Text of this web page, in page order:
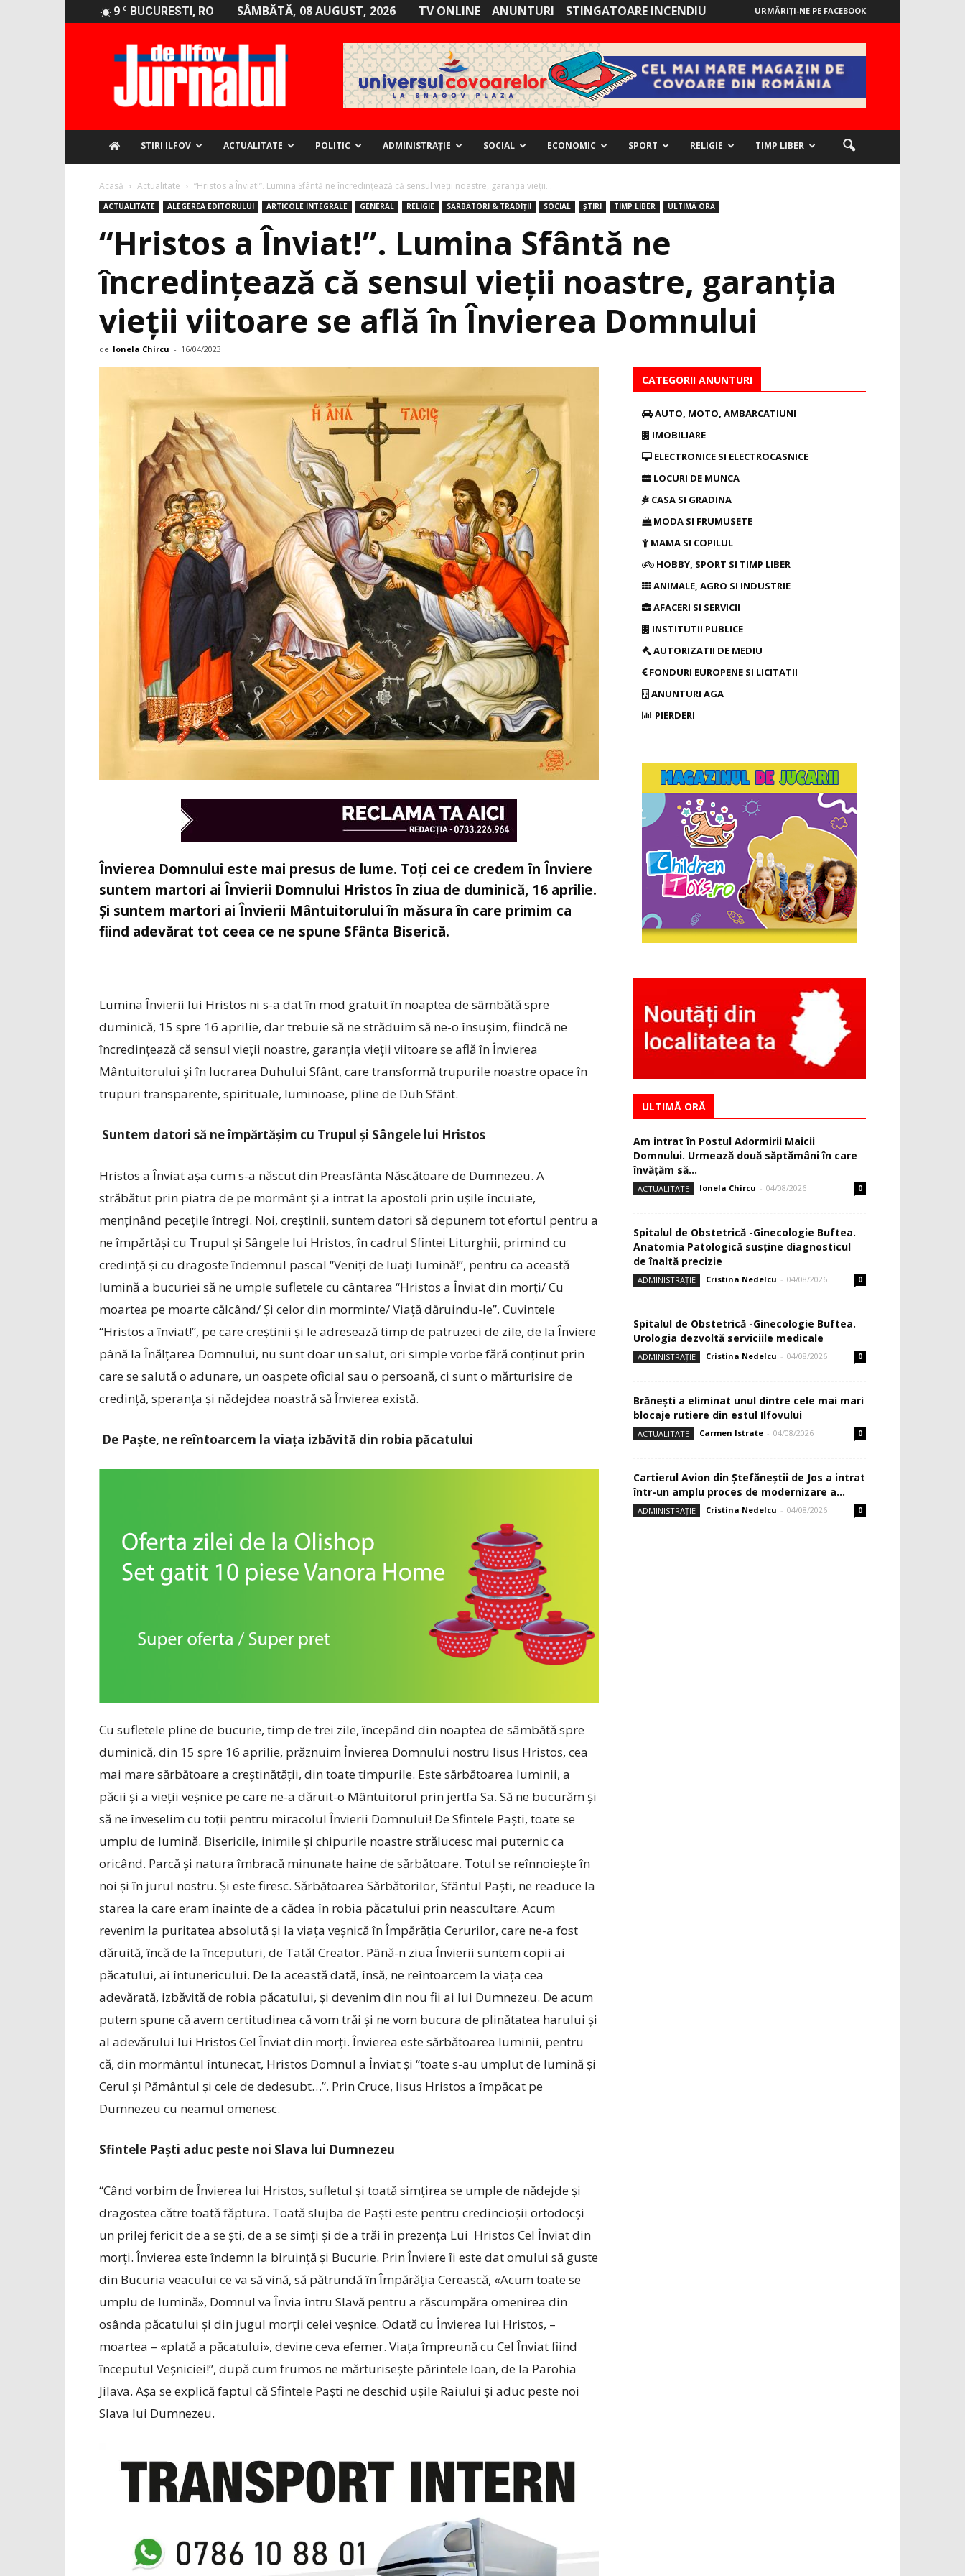
9 C BUCURESTI, RO SÂMBĂTĂ, 08 AUGUST, 2026 TV ONLINE ANUNTURI STINGATOARE INCENDIU URMĂRIȚI-NE PE FACEBOOK
STIRI ILFOV ACTUALITATE POLITIC ADMINISTRAȚIE SOCIAL ECONOMIC SPORT RELIGIE TIMP LIBER
Acasă Actualitate “Hristos a Înviat!”. Lumina Sfântă ne încredințează că sensul vieții noastre, garanția vieții...
ACTUALITATE ALEGEREA EDITORULUI ARTICOLE INTEGRALE GENERAL RELIGIE SĂRBĂTORI & TRADIȚII SOCIAL ȘTIRI TIMP LIBER ULTIMĂ ORĂ
“Hristos a Înviat!”. Lumina Sfântă ne
încredințează că sensul vieții noastre, garanția
vieții viitoare se află în Învierea Domnului
de Ionela Chircu - 16/04/2023
Învierea Domnului este mai presus de lume. Toți cei ce credem în Înviere
suntem martori ai Învierii Domnului Hristos în ziua de duminică, 16 aprilie.
Și suntem martori ai Învierii Mântuitorului în măsura în care primim ca
fiind adevărat tot ceea ce ne spune Sfânta Biserică.
Lumina Învierii lui Hristos ni s-a dat în mod gratuit în noaptea de sâmbătă spre
duminică, 15 spre 16 aprilie, dar trebuie să ne străduim să ne-o însușim, fiindcă ne
încredințează că sensul vieții noastre, garanția vieții viitoare se află în Învierea
Mântuitorului și în lucrarea Duhului Sfânt, care transformă trupurile noastre opace în
trupuri transparente, spirituale, luminoase, pline de Duh Sfânt.
Suntem datori să ne împărtășim cu Trupul și Sângele lui Hristos
Hristos a Înviat așa cum s-a născut din Preasfânta Născătoare de Dumnezeu. A
străbătut prin piatra de pe mormânt și a intrat la apostoli prin ușile încuiate,
menținând pecețile întregi. Noi, creș­tinii, suntem datori să depunem tot efortul pentru a
ne împărtăși cu Trupul și Sângele lui Hristos, în cadrul Sfintei Liturghii, primind cu
credință și cu dragoste îndemnul pascal “Veniți de luați lumină!”, pentru ca această
lumină a bucuriei să ne umple sufletele cu cântarea “Hristos a Înviat din morți/ Cu
moartea pe moarte călcând/ Și celor din morminte/ Viață dăruindu-le”. Cuvintele
“Hristos a înviat!”, pe care creștinii și le adresează timp de patruzeci de zile, de la Înviere
până la Înălțarea Domnului, nu sunt doar un salut, ori simple vorbe fără conținut prin
care se salută o adunare, un oaspete oficial sau o persoană, ci sunt o mărturisire de
credință, speranța și nădejdea noastră să Învierea există.
De Paște, ne reîntoarcem la viața izbăvită din robia păcatului
Cu sufletele pline de bucurie, timp de trei zile, începând din noaptea de sâmbătă spre
duminică, din 15 spre 16 aprilie, prăznuim Învierea Domnului nostru Iisus Hristos, cea
mai mare sărbătoare a creștinătății, din toate timpurile. Este sărbătoarea luminii, a
păcii și a vieţii veșnice pe care ne-a dăruit-o Mântuitorul prin jertfa Sa. Să ne bucurăm și
să ne înveselim cu toții pentru miracolul Învierii Domnului! De Sfintele Paști, toate se
umplu de lumină. Bisericile, inimile și chipurile noastre strălucesc mai puternic ca
oricând. Parcă și natura îmbracă minunate haine de sărbătoare. Totul se reînnoiește în
noi și în jurul nostru. Și este firesc. Sărbătoarea Sărbătorilor, Sfântul Paști, ne readuce la
starea la care eram înainte de a cădea în robia păcatului prin neascultare. Acum
revenim la puritatea absolută și la viața veșnică în Împărăția Cerurilor, care ne-a fost
dăruită, încă de la începuturi, de Tatăl Creator. Până-n ziua Învierii suntem copii ai
păcatului, ai întunericului. De la această dată, însă, ne reîntoarcem la viața cea
adevărată, izbăvită de robia păcatului, și devenim din nou fii ai lui Dumnezeu. De acum
putem spune că avem certitudinea că vom trăi și ne vom bucura de plinătatea harului și
al adevărului lui Hristos Cel Înviat din morți. Învierea este sărbătoarea luminii, pentru
că, din mormântul întunecat, Hristos Domnul a Înviat și “toate s-au umplut de lumină și
Cerul și Pământul și cele de dedesubt…”. Prin Cruce, Iisus Hristos a împăcat pe
Dumnezeu cu neamul omenesc.
Sfintele Paști aduc peste noi Slava lui Dumnezeu
“Când vorbim de Învierea lui Hristos, sufletul și toată simțirea se umple de nădejde și
dragostea către toată făptura. Toată slujba de Paști este pentru credincioșii ortodocși
un prilej fericit de a se ști, de a se simți și de a trăi în prezența Lui Hristos Cel Înviat din
morți. Învierea este îndemn la biruință și Bucurie. Prin Înviere îi este dat omului să guste
din Bucuria veacului ce va să vină, să pătrundă în Împărăția Cerească, «Acum toate se
umplu de lumină», Domnul va Învia întru Slavă pentru a răscumpăra omenirea din
osânda păcatului și din jugul morții celei veșnice. Odată cu Învierea lui Hristos, –
moartea – «plată a păcatului», devine ceva efemer. Viața împreună cu Cel Înviat fiind
începutul Veșniciei!”, după cum frumos ne mărturisește părintele Ioan, de la Parohia
Jilava. Așa se explică faptul că Sfintele Paști ne deschid ușile Raiului și aduc peste noi
Slava lui Dumnezeu.
CATEGORII ANUNTURI
AUTO, MOTO, AMBARCATIUNI
IMOBILIARE
ELECTRONICE SI ELECTROCASNICE
LOCURI DE MUNCA
CASA SI GRADINA
MODA SI FRUMUSETE
MAMA SI COPILUL
HOBBY, SPORT SI TIMP LIBER
ANIMALE, AGRO SI INDUSTRIE
AFACERI SI SERVICII
INSTITUTII PUBLICE
AUTORIZATII DE MEDIU
FONDURI EUROPENE SI LICITATII
ANUNTURI AGA
PIERDERI
ULTIMĂ ORĂ
Am intrat în Postul Adormirii Maicii
Domnului. Urmează două săptămâni în care
învăţăm să...
ACTUALITATE Ionela Chircu - 04/08/2026 0
Spitalul de Obstetrică -Ginecologie Buftea.
Anatomia Patologică susţine diagnosticul
de înaltă precizie
ADMINISTRAȚIE Cristina Nedelcu - 04/08/2026 0
Spitalul de Obstetrică -Ginecologie Buftea.
Urologia dezvoltă serviciile medicale
ADMINISTRAȚIE Cristina Nedelcu - 04/08/2026 0
Brănești a eliminat unul dintre cele mai mari
blocaje rutiere din estul Ilfovului
ACTUALITATE Carmen Istrate - 04/08/2026 0
Cartierul Avion din Ştefăneştii de Jos a intrat
într-un amplu proces de modernizare a...
ADMINISTRAȚIE Cristina Nedelcu - 04/08/2026 0